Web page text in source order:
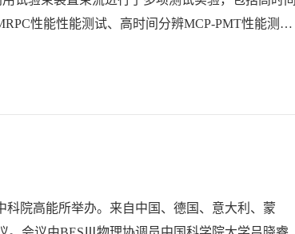
性能性能测试、高时间分辨MCP-PMT性能测
院高能所举办。来自中国、德国、意大利、蒙